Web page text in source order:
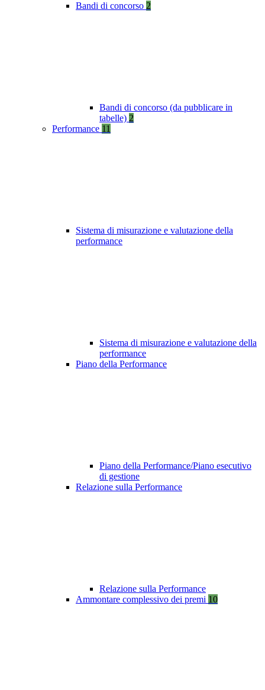
Bandi di concorso 2
Bandi di concorso (da pubblicare in
tabelle) 2
Performance 11
Sistema di misurazione e valutazione della
performance
Sistema di misurazione e valutazione della
performance
Piano della Performance
Piano della Performance/Piano esecutivo
di gestione
Relazione sulla Performance
Relazione sulla Performance
Ammontare complessivo dei premi 10